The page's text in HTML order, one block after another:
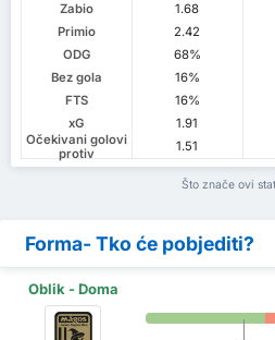
Zabio
1.68
Primio
2.42
ODG
68%
Bez gola
16%
FTS
16%
xG
1.91
Očekivani golovi
protiv
1.51
Što znače ovi
Forma- Tko će pobjediti?
Oblik - Doma